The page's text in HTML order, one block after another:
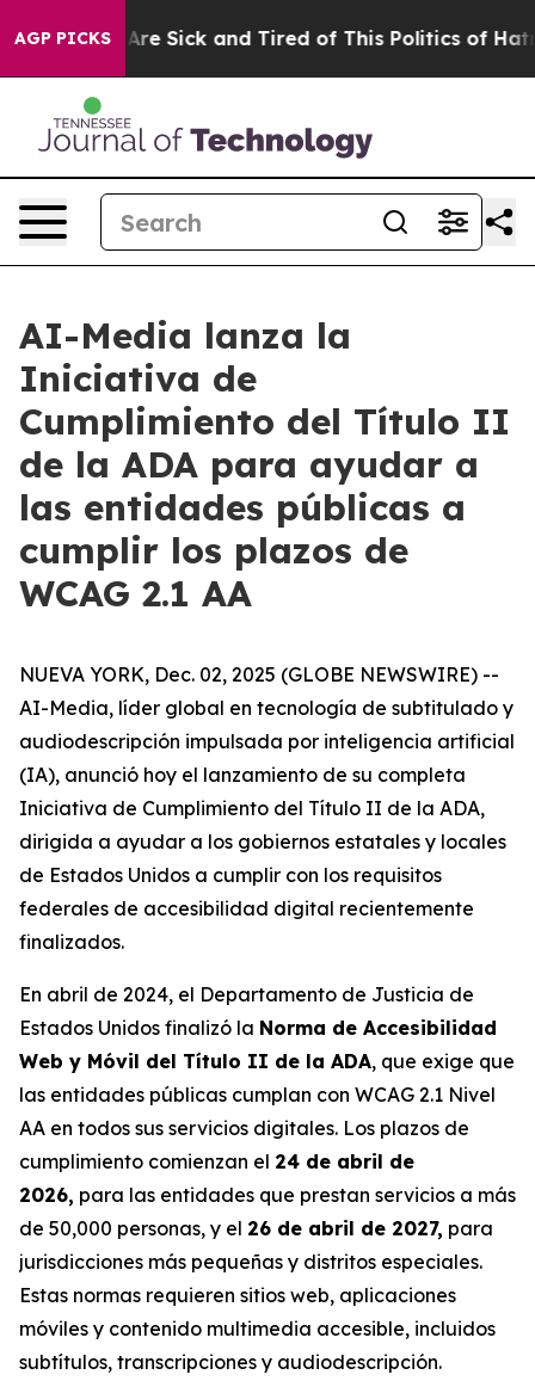
AGP PICKSAre Sick and Tired of This Politics of Hatred”
AI-Media lanza la
Iniciativa de
Cumplimiento del Título II
de la ADA para ayudar a
las entidades públicas a
cumplir los plazos de
WCAG 2.1 AA
NUEVA YORK, Dec. 02, 2025 (GLOBE NEWSWIRE) --
AI-Media, líder global en tecnología de subtitulado y
audiodescripción impulsada por inteligencia artificial
(IA), anunció hoy el lanzamiento de su completa
Iniciativa de Cumplimiento del Título II de la ADA,
dirigida a ayudar a los gobiernos estatales y locales
de Estados Unidos a cumplir con los requisitos
federales de accesibilidad digital recientemente
finalizados.
En abril de 2024, el Departamento de Justicia de
Estados Unidos finalizó la Norma de Accesibilidad
Web y Móvil del Título II de la ADA, que exige que
las entidades públicas cumplan con WCAG 2.1 Nivel
AA en todos sus servicios digitales. Los plazos de
cumplimiento comienzan el 24 de abril de
2026, para las entidades que prestan servicios a más
de 50,000 personas, y el 26 de abril de 2027, para
jurisdicciones más pequeñas y distritos especiales.
Estas normas requieren sitios web, aplicaciones
móviles y contenido multimedia accesible, incluidos
subtítulos, transcripciones y audiodescripción.